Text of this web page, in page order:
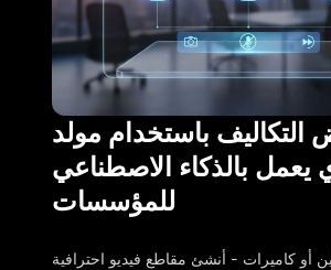
باستخدام مولد
بالذكاء الاصطناعي
للمؤسسات
أو كاميرات - أنشئ مقاطع فيديو احترافية